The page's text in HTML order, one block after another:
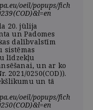
oeil/popups/fich
20. jūlija
un Padomes
dalībvalstīm
sistēmas
līdzekļu
un ar ko
2021/0250(COD)).
un tā
oeil/popups/fich